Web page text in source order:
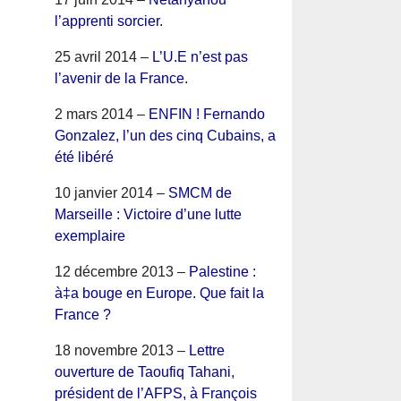
l’apprenti sorcier.
25 avril 2014 – L’U.E n’est pas
l’avenir de la France.
2 mars 2014 – ENFIN ! Fernando
Gonzalez, l’un des cinq Cubains, a
été libéré
10 janvier 2014 – SMCM de
Marseille : Victoire d’une lutte
exemplaire
12 décembre 2013 – Palestine :
à‡a bouge en Europe. Que fait la
France ?
18 novembre 2013 – Lettre
ouverture de Taoufiq Tahani,
président de l’AFPS, à François